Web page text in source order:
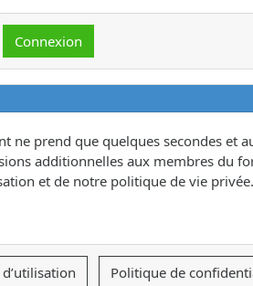
ne prend que quelques secondes et
additionnelles aux membres du
et de notre politique de vie
Politique de